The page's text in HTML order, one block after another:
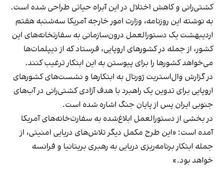
کشتی‌‎رانی و کاهش اختلال در این آبراه حیاتی طراحی شده است.
به نوشته این روزنامه، وزارت امور خارجه آمریکا سه‌شنبه هفتم
اردیبهشت یک دستورالعمل درون‌سازمانی به سفارتخانه‌های این
کشور، از جمله در کشور‌های اروپایی، فرستاد که از دیپلمات‌ها
می‌خواهد کشورها را برای پیوستن به این ابتکار ترغیب کنند.
در گزارش وال‌استریت ژورنال به ابتکارها و نشست‌های کشورهای
اروپایی برای تدوین یک راهبرد با هدف آزادی کشتی‌رانی در آب‌های
جنوبی ایران پس از پایان جنگ اشاره شده است.
در بخشی از دستورالعمل ابلاغ‌شده به سفارت‌خانه‌های آمریکا
آمده است: «این طرح مکمل دیگر تلاش‌های دریایی امنیتی، از
جمله ابتکار برنامه‌ریزی دریایی به رهبری بریتانیا و فرانسه
خواهد بود.»